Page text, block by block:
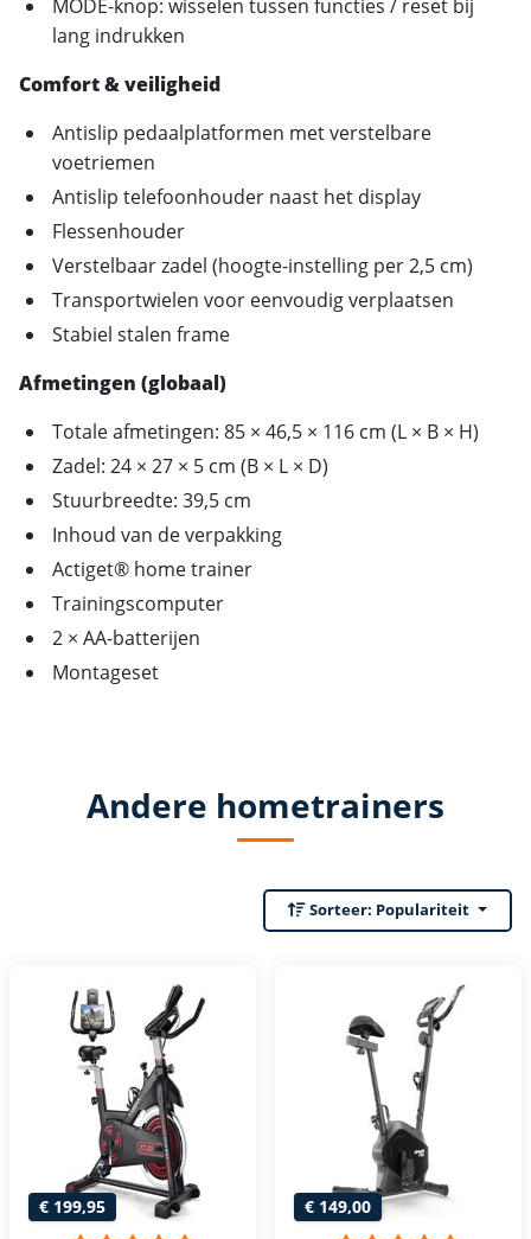
MODE-knop: wisselen tussen functies / reset bij
lang indrukken
Comfort & veiligheid
Antislip pedaalplatformen met verstelbare
voetriemen
Antislip telefoonhouder naast het display
Flessenhouder
Verstelbaar zadel (hoogte-instelling per 2,5 cm)
Transportwielen voor eenvoudig verplaatsen
Stabiel stalen frame
Afmetingen (globaal)
Totale afmetingen: 85 × 46,5 × 116 cm (L × B × H)
Zadel: 24 × 27 × 5 cm (B × L × D)
Stuurbreedte: 39,5 cm
Inhoud van de verpakking
Actiget® home trainer
Trainingscomputer
2 × AA-batterijen
Montageset
Andere hometrainers
Sorteer: Populariteit
€ 199,95 € 149,00